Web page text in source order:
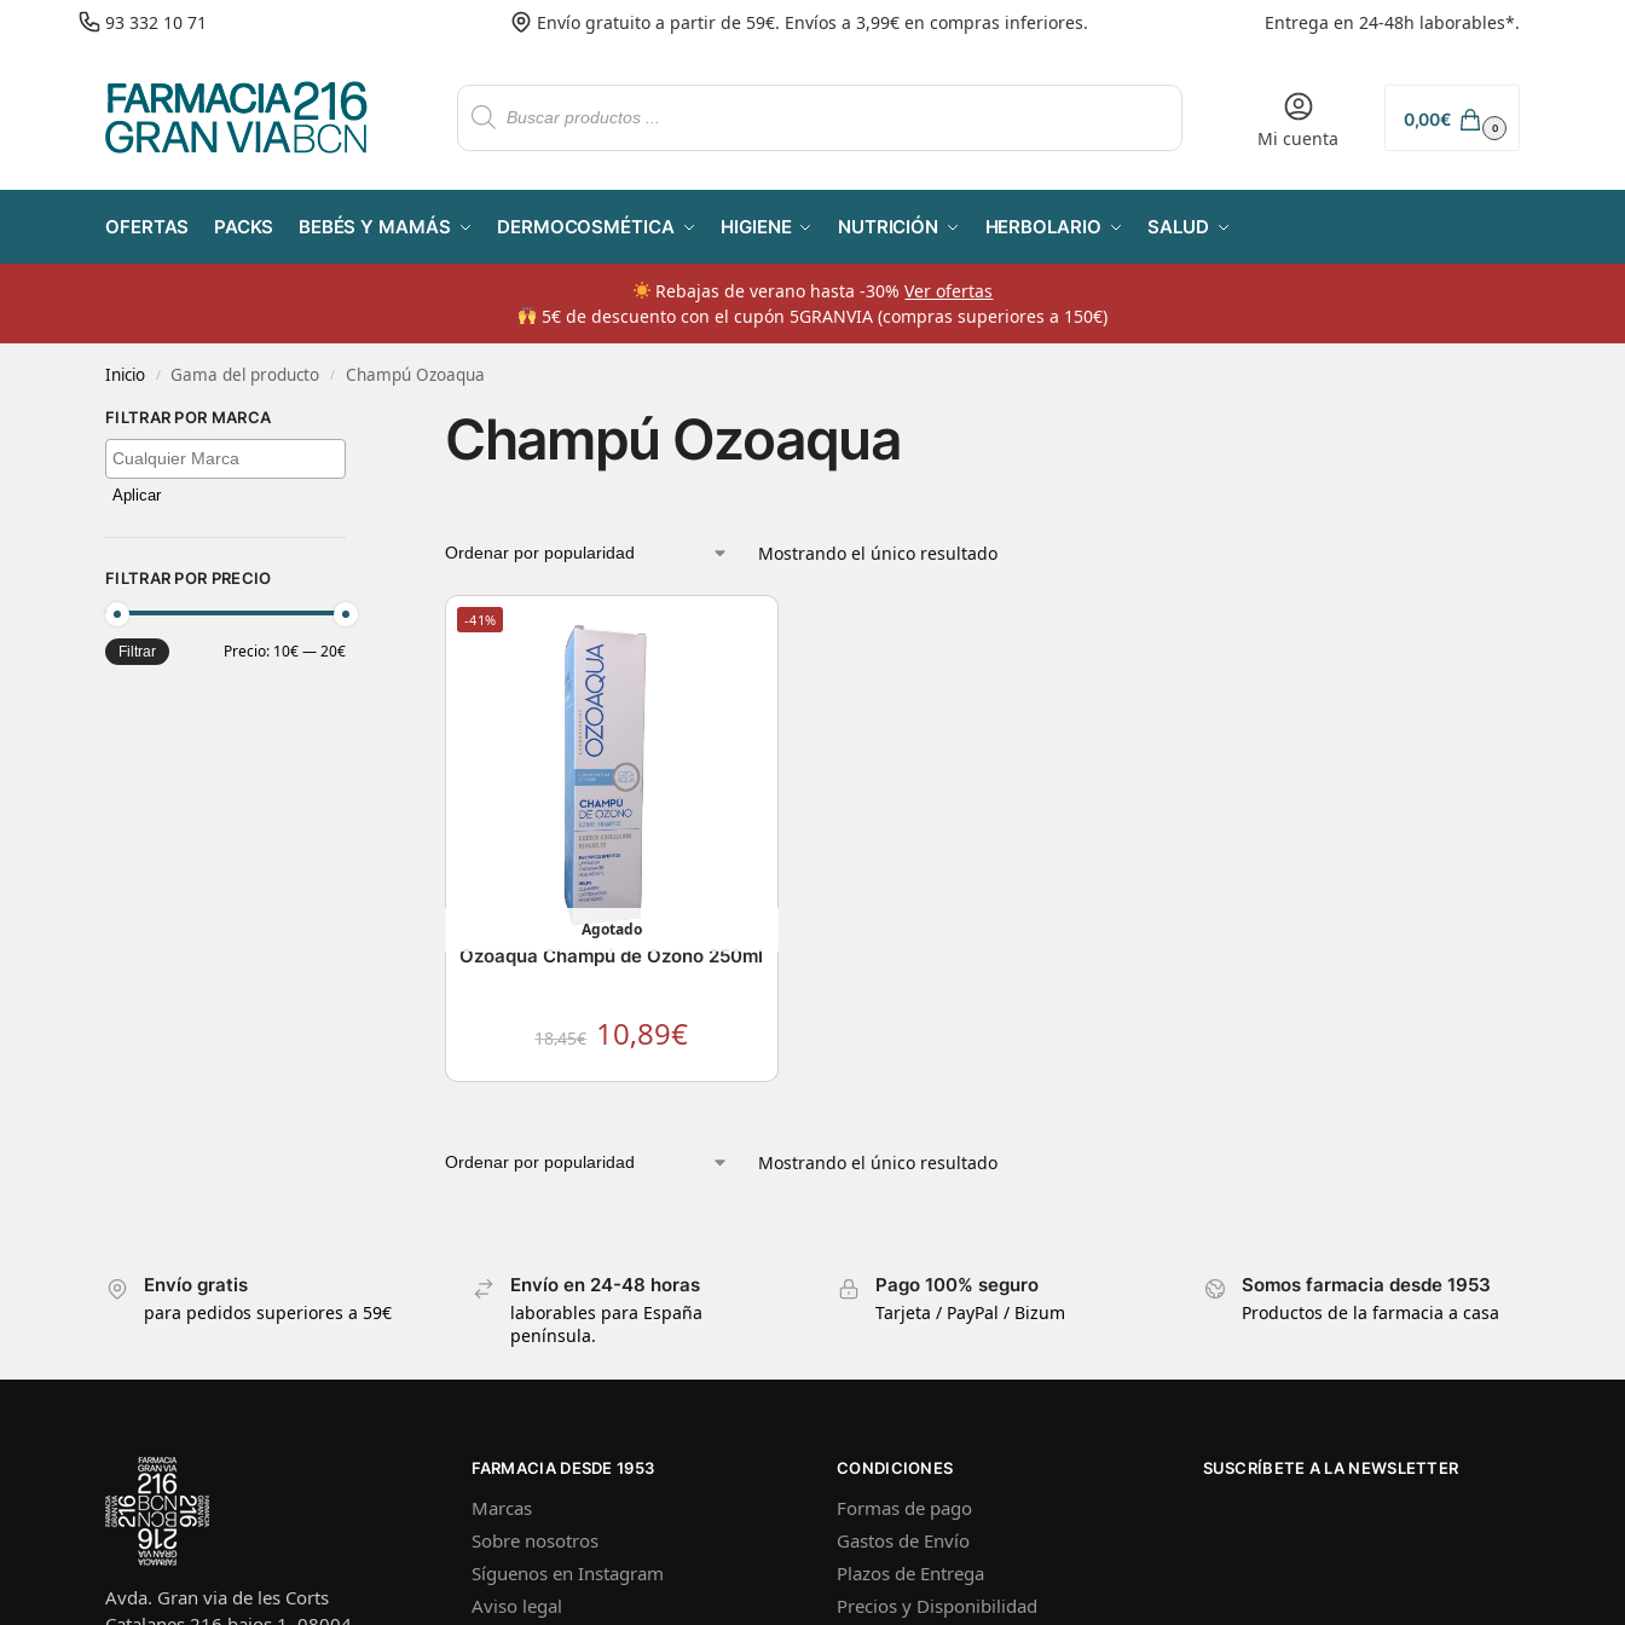
93 332 10 71 Envío gratuito a partir de 59€. Envíos a 3,99€ en compras inferiores. Entrega en 24-48h laborables*.
Mi cuenta
0,00€ 0
OFERTAS PACKS BEBÉS Y MAMÁS DERMOCOSMÉTICA HIGIENE NUTRICIÓN HERBOLARIO SALUD
Rebajas de verano hasta -30%Ver ofertas
​ 5€ de descuento con el cupón 5GRANVIA (compras superiores a 150€)
Inicio / Gama del producto / Champú Ozoaqua
Champú Ozoaqua
Mostrando el único resultado
-41%
Agotado
Ozoaqua Champú de Ozono 250ml
18,45€ 10,89€
Mostrando el único resultado
FILTRAR POR MARCA
Aplicar
FILTRAR POR PRECIO
Filtrar Precio: 10€—20€
Envío gratis
para pedidos superiores a 59€
Envío en 24-48 horas
laborables para España
península.
Pago 100% seguro
Tarjeta / PayPal / Bizum
Somos farmacia desde 1953
Productos de la farmacia a casa
Avda. Gran via de les Corts
FARMACIA DESDE 1953
Marcas
Sobre nosotros
Síguenos en Instagram
Aviso legal
CONDICIONES
Formas de pago
Gastos de Envío
Plazos de Entrega
Precios y Disponibilidad
SUSCRÍBETE A LA NEWSLETTER